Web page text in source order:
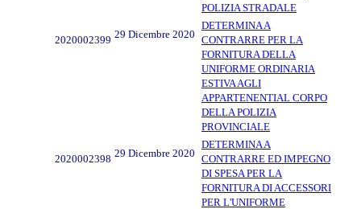
POLIZIA STRADALE
2020002399 29 Dicembre 2020
DETERMINA A
CONTRARRE PER LA
FORNITURA DELLA
UNIFORME ORDINARIA
ESTIVA AGLI
APPARTENENTIAL CORPO
DELLA POLIZIA
PROVINCIALE
2020002398 29 Dicembre 2020
DETERMINA A
CONTRARRE ED IMPEGNO
DI SPESA PER LA
FORNITURA DI ACCESSORI
PER L'UNIFORME